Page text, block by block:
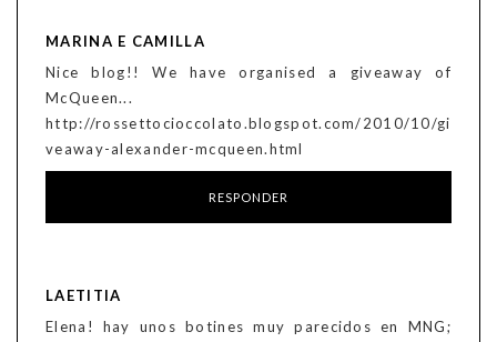
MARINA E CAMILLA
Nice blog!! We have organised a giveaway of
McQueen...
http://rossettocioccolato.blogspot.com/2010/10/gi
veaway-alexander-mcqueen.html
RESPONDER
LAETITIA
Elena! hay unos botines muy parecidos en MNG;